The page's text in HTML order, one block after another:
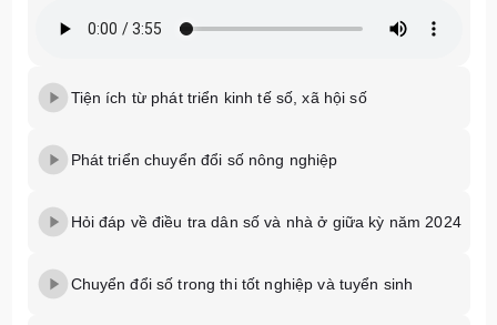
Tiện ích từ phát triển kinh tế số, xã hội số
Phát triển chuyển đổi số nông nghiệp
Hỏi đáp về điều tra dân số và nhà ở giữa kỳ năm 2024
Chuyển đổi số trong thi tốt nghiệp và tuyển sinh